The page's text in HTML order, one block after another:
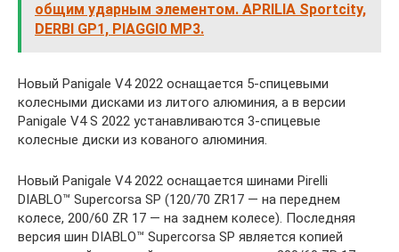
общим ударным элементом. APRILIA Sportcity,
DERBI GP1, PIAGGI0 MP3.
Новый Panigale V4 2022 оснащается 5-спицевыми
колесными дисками из литого алюминия, а в версии
Panigale V4 S 2022 устанавливаются 3-спицевые
колесные диски из кованого алюминия.
Новый Panigale V4 2022 оснащается шинами Pirelli
DIABLO™ Supercorsa SP (120/70 ZR17 — на переднем
колесе, 200/60 ZR 17 — на заднем колесе). Последняя
версия шин DIABLO™ Supercorsa SP является копией